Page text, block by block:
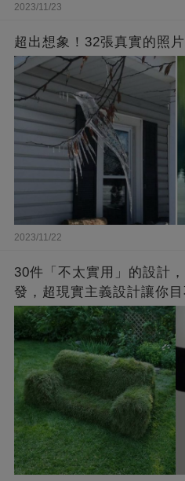
2023/11/23
超出想象！32張真實的照
2023/11/22
30件「不太實用」的設計
發，超現實主義設計讓你目